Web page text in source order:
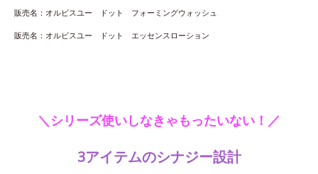
販売名：オルビスユー ドット フォーミングウォッシュ
販売名：オルビスユー ドット エッセンスローション
＼シリーズ使いしなきゃもったいない！／
3アイテムのシナジー設計